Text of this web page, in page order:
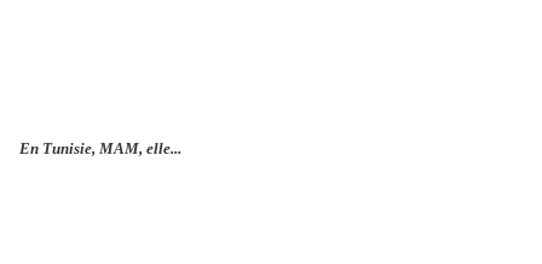
En Tunisie, MAM, elle...